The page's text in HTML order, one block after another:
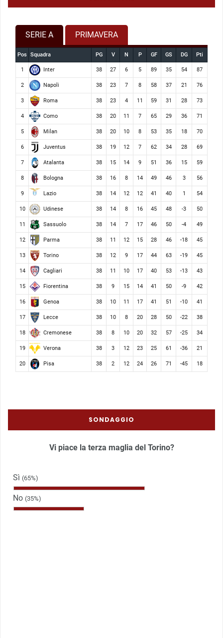
SERIE A PRIMAVERA
Pos Squadra PG V N P GF GS DG Pti
1 Inter 38 27 6 5 89 35 54 87
2 Napoli 38 23 7 8 58 37 21 76
3 Roma 38 23 4 11 59 31 28 73
4 Como 38 20 11 7 65 29 36 71
5 Milan 38 20 10 8 53 35 18 70
6 Juventus 38 19 12 7 62 34 28 69
7 Atalanta 38 15 14 9 51 36 15 59
8 Bologna 38 16 8 14 49 46 3 56
9 Lazio 38 14 12 12 41 40 1 54
10 Udinese 38 14 8 16 45 48 -3 50
11 Sassuolo 38 14 7 17 46 50 -4 49
12 Parma 38 11 12 15 28 46 -18 45
13 Torino 38 12 9 17 44 63 -19 45
14 Cagliari 38 11 10 17 40 53 -13 43
15 Fiorentina 38 9 15 14 41 50 -9 42
16 Genoa 38 10 11 17 41 51 -10 41
17 Lecce 38 10 8 20 28 50 -22 38
18 Cremonese 38 8 10 20 32 57 -25 34
19 Verona 38 3 12 23 25 61 -36 21
20 Pisa 38 2 12 24 26 71 -45 18
SONDAGGIO
Vi piace la terza maglia del Torino?
Sì (65%)
No (35%)